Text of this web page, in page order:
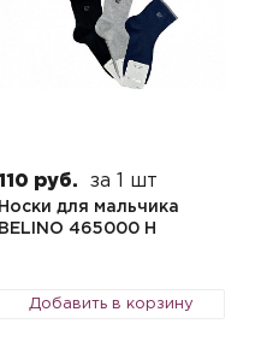
руб. за 1 шт
Носки для мальчика
BELINO 465000 H
Добавить в корзину